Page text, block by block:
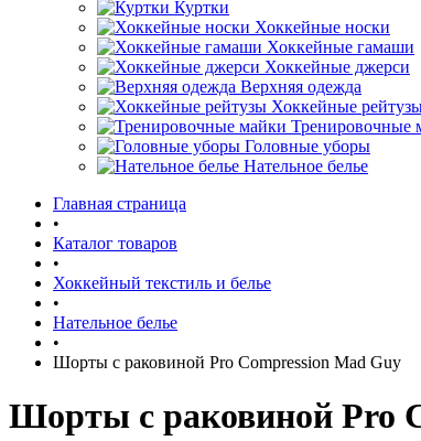
Куртки
Хоккейные носки
Хоккейные гамаши
Хоккейные джерси
Верхняя одежда
Хоккейные
Тренировочные
Головные уборы
Нательное белье
Главная страница
•
Каталог товаров
•
Хоккейный текстиль и белье
•
Нательное белье
•
Шорты с раковиной Pro Compression Mad Guy
Шорты с раковиной Pro